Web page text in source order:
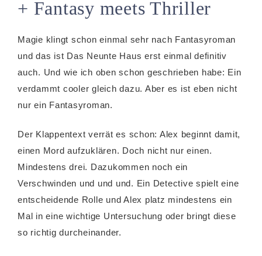
+ Fantasy meets Thriller
Magie klingt schon einmal sehr nach Fantasyroman
und das ist Das Neunte Haus erst einmal definitiv
auch. Und wie ich oben schon geschrieben habe: Ein
verdammt cooler gleich dazu. Aber es ist eben nicht
nur ein Fantasyroman.
Der Klappentext verrät es schon: Alex beginnt damit,
einen Mord aufzuklären. Doch nicht nur einen.
Mindestens drei. Dazukommen noch ein
Verschwinden und und und. Ein Detective spielt eine
entscheidende Rolle und Alex platz mindestens ein
Mal in eine wichtige Untersuchung oder bringt diese
so richtig durcheinander.